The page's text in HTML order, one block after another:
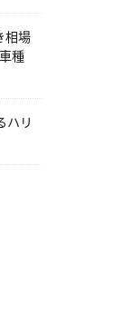
相場
種
ハリ